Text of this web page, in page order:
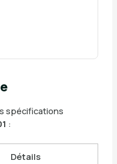
spécifications
:
Détails